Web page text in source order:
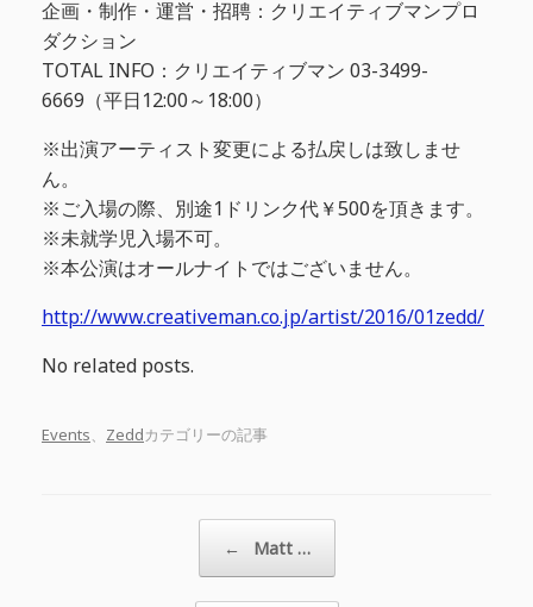
企画・制作・運営・招聘：クリエイティブマンプロ
ダクション
TOTAL INFO：クリエイティブマン 03-3499-
6669（平日12:00～18:00）
※出演アーティスト変更による払戻しは致しませ
ん。
※ご入場の際、別途1ドリンク代￥500を頂きます。
※未就学児入場不可。
※本公演はオールナイトではございません。
http://www.creativeman.co.jp/artist/2016/01zedd/
No related posts.
Events、 Zeddカテゴリーの記事
← Matt …